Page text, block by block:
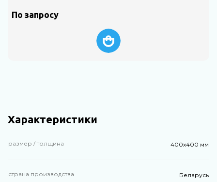
По запросу
Характеристики
размер / толщина 400х400 мм
страна производства Беларусь